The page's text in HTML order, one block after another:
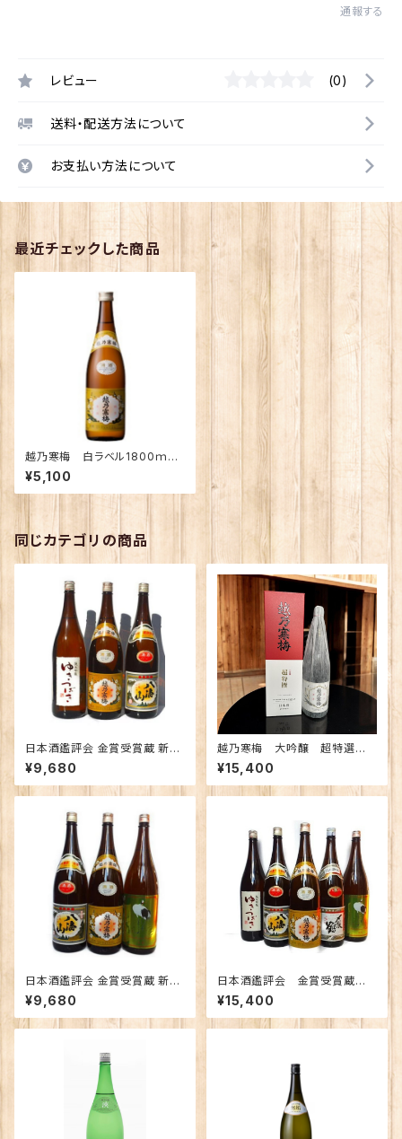
通報する
レビュー (0)
送料・配送方法について
お支払い方法について
最近チェックした商品
越乃寒梅 白ラベル1800ｍｌ×
2本【定期便】
¥5,100
同じカテゴリの商品
日本酒鑑評会 金賞受賞蔵 新潟
の地酒飲み比べセット1800ｍｌ
×3本 （越乃寒梅 八海山 ゆきつ
ばき）
¥9,680
越乃寒梅 大吟醸 超特選 1.
8Ｌ 【限定】
¥15,400
日本酒鑑評会 金賞受賞蔵 新潟
の地酒飲み比べセット1800ｍｌ
×3本 （越乃寒梅 八海山 越の
鶴）
¥9,680
日本酒鑑評会 金賞受賞蔵
新潟の地酒飲み比べセット180
0ｍｌ×5本 （越乃寒梅 八海
山 〆張鶴 ゆきつばき 越の
¥15,400